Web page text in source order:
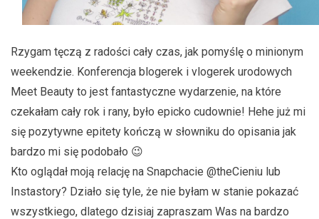
Rzygam tęczą z radości cały czas, jak pomyślę o minionym
weekendzie. Konferencja blogerek i vlogerek urodowych
Meet Beauty to jest fantastyczne wydarzenie, na które
czekałam cały rok i rany, było epicko cudownie! Hehe już mi
się pozytywne epitety kończą w słowniku do opisania jak
bardzo mi się podobało 😉
Kto oglądał moją relację na Snapchacie @theCieniu lub
Instastory? Działo się tyle, że nie byłam w stanie pokazać
wszystkiego, dlatego dzisiaj zapraszam Was na bardzo